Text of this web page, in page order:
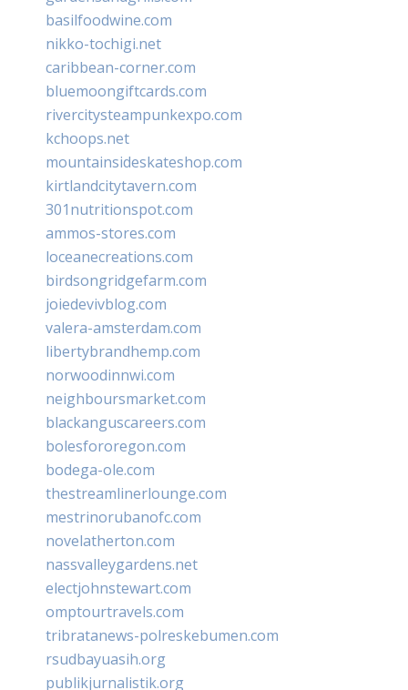
basilfoodwine.com
nikko-tochigi.net
caribbean-corner.com
bluemoongiftcards.com
rivercitysteampunkexpo.com
kchoops.net
mountainsideskateshop.com
kirtlandcitytavern.com
301nutritionspot.com
ammos-stores.com
loceanecreations.com
birdsongridgefarm.com
joiedevivblog.com
valera-amsterdam.com
libertybrandhemp.com
norwoodinnwi.com
neighboursmarket.com
blackanguscareers.com
bolesfororegon.com
bodega-ole.com
thestreamlinerlounge.com
mestrinorubanofc.com
novelatherton.com
nassvalleygardens.net
electjohnstewart.com
omptourtravels.com
tribratanews-polreskebumen.com
rsudbayuasih.org
publikjurnalistik.org